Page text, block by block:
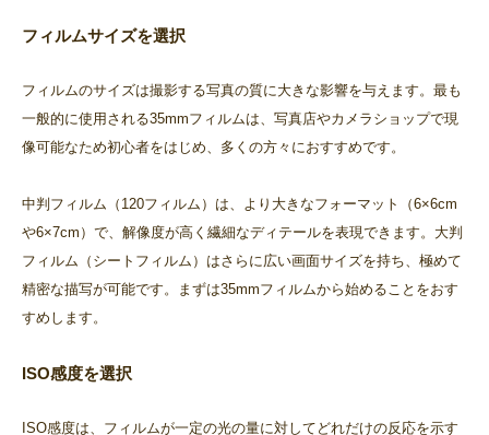
フィルムサイズを選択
フィルムのサイズは撮影する写真の質に大きな影響を与えます。最も
一般的に使用される35mmフィルムは、写真店やカメラショップで現
像可能なため初心者をはじめ、多くの方々におすすめです。
中判フィルム（120フィルム）は、より大きなフォーマット（6×6cm
や6×7cm）で、解像度が高く繊細なディテールを表現できます。大判
フィルム（シートフィルム）はさらに広い画面サイズを持ち、極めて
精密な描写が可能です。まずは35mmフィルムから始めることをおす
すめします。
ISO感度を選択
ISO感度は、フィルムが一定の光の量に対してどれだけの反応を示す